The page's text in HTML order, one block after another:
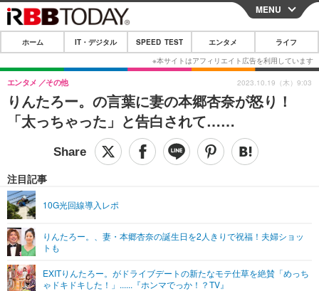
CLOSE
ホーム
IT・デジタル
IT・デジタルTOP スマートフォン
ショッピング その他
SPEED TEST
エンタメTOP 映画・ドラマ
ショッピング その他
ライフTOP
リリース一覧
プッシュ通知の停止方法
MENU
ホーム IT・デジタル SPEED TEST エンタメ ライフ
りんたろー。の言葉に妻の本郷杏奈が怒り！
「太っちゃった」と告白されて……
エンタメ その他
注目記事
10G光回線導入レポ
りんたろー。、妻・本郷杏奈の誕生日を2人きりで祝福！夫婦ショッ
トも
EXITりんたろー。がドライブデートの新たなモテ仕草を絶賛「めっち
ゃドキドキした！」......『ホンマでっか！？TV』
2023.10.19（木）9:03